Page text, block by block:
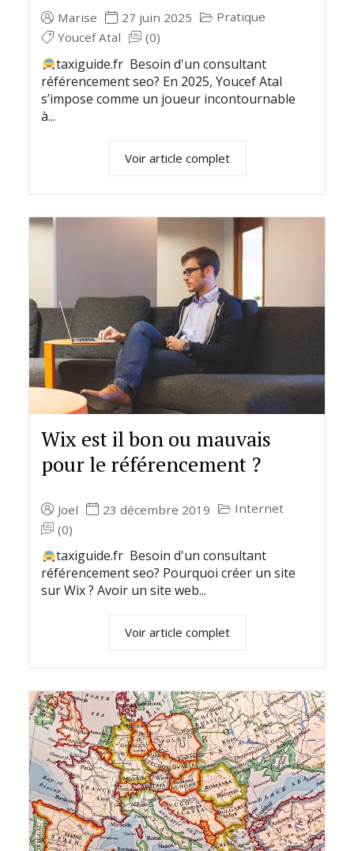
Marise 27 juin 2025
Pratique
Youcef Atal
(0)
taxiguide.fr Besoin d'un consultant
référencement seo? En 2025, Youcef Atal
s’impose comme un joueur incontournable
à...
Voir article complet
Wix est il bon ou mauvais
pour le référencement ?
Joel 23 décembre 2019
Internet
(0)
taxiguide.fr Besoin d'un consultant
référencement seo? Pourquoi créer un site
sur Wix ? Avoir un site web...
Voir article complet